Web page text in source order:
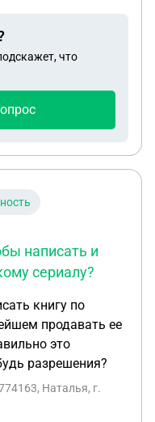
что
написать и
сериалу?
книгу по
продавать ее
это
разрешения?
Наталья, г.